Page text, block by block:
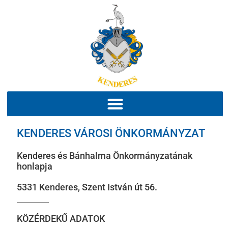
KENDERES VÁROSI ÖNKORMÁNYZAT
Kenderes és Bánhalma Önkormányzatának
honlapja
5331 Kenderes, Szent István út 56.
KÖZÉRDEKŰ ADATOK